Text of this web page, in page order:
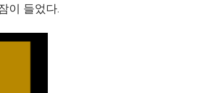
이 들었다.